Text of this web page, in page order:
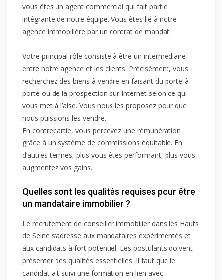
vous êtes un agent commercial qui fait partie
intégrante de notre équipe. Vous êtes lié à notre
agence immobilière par un contrat de mandat.
Votre principal rôle consiste à être un intermédiaire
entre notre agence et les clients. Précisément, vous
recherchez des biens à vendre en faisant du porte-à-
porte ou de la prospection sur Internet selon ce qui
vous met à l’aise. Vous nous les proposez pour que
nous puissions les vendre.
En contrepartie, vous percevez une rémunération
grâce à un système de commissions équitable. En
d’autres termes, plus vous êtes performant, plus vous
augmentez vos gains.
Quelles sont les qualités requises pour être
un mandataire immobilier ?
Le recrutement de conseiller immobilier dans les Hauts
de Seine s’adresse aux mandataires expérimentés et
aux candidats à fort potentiel. Les postulants doivent
présenter des qualités essentielles. Il faut que le
candidat ait suivi une formation en lien avec